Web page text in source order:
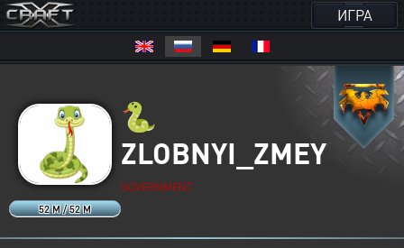
ИГРА
52 M / 52 M
🐍
ZLOBNYI_ZMEY
GOVERNMENT